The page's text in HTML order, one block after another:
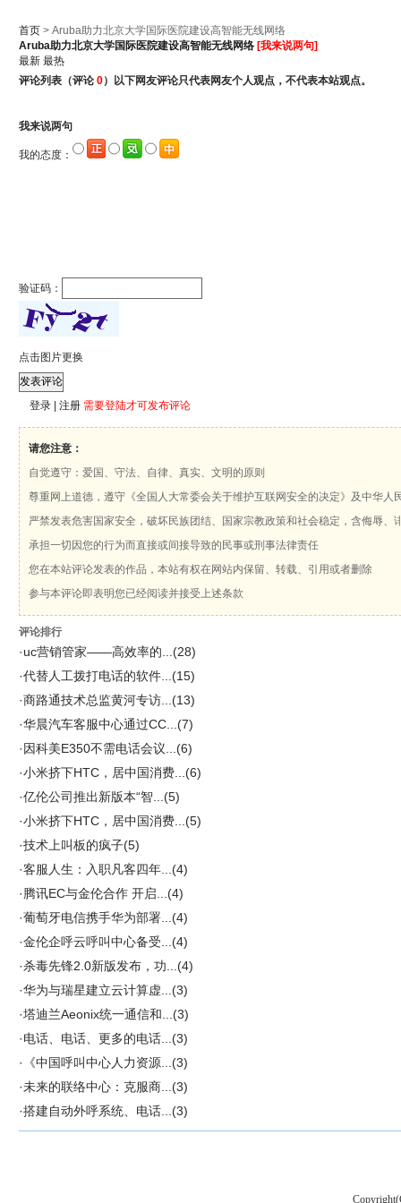
首页> Aruba助力北京大学国际医院建设高智能无线网络
Aruba助力北京大学国际医院建设高智能无线网络 [我来说两句]
最新 最热
评论列表（评论 0）以下网友评论只代表网友个人观点，不代表本站观点。
我来说两句
我的态度：
验证码：
点击图片更换
登录| 注册 需要登陆才可发布评论
请您注意：
自觉遵守：爱国、守法、自律、真实、文明的原则
尊重网上道德，遵守《全国人大常委会关于维护互联网安全的决定》及中华人
严禁发表危害国家安全，破坏民族团结、国家宗教政策和社会稳定，含侮辱、
承担一切因您的行为而直接或间接导致的民事或刑事法律责任
您在本站评论发表的作品，本站有权在网站内保留、转载、引用或者删除
参与本评论即表明您已经阅读并接受上述条款
评论排行
·uc营销管家——高效率的... (28)
·代替人工拨打电话的软件... (15)
·商路通技术总监黄河专访... (13)
·华晨汽车客服中心通过CC... (7)
·因科美E350不需电话会议... (6)
·小米挤下HTC，居中国消费... (6)
·亿伦公司推出新版本“智... (5)
·小米挤下HTC，居中国消费... (5)
·技术上叫板的疯子(5)
·客服人生：入职凡客四年... (4)
· 腾讯EC与金伦合作 开启... (4)
·葡萄牙电信携手华为部署... (4)
·金伦企呼云呼叫中心备受... (4)
·杀毒先锋2.0新版发布，功... (4)
·华为与瑞星建立云计算虚... (3)
·塔迪兰Aeonix统一通信和... (3)
·电话、电话、更多的电话... (3)
·
《中国呼叫中心人力资源... (3)
·未来的联络中心：克服商... (3)
·搭建自动外呼系统、电话... (3)